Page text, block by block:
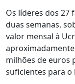
Os líderes dos 27
duas semanas,
valor mensal à
milhões de euros
suficientes para o